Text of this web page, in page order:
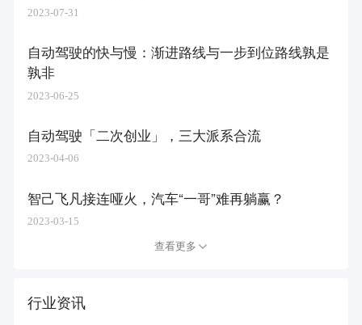
2023-07-31
自动驾驶的快与慢：渐进路线与一步到位路线孰是
孰非
2023-06-25
自动驾驶「二次创业」，三大派系合流
2023-04-06
智己飞凡接连哑火，汽车“一哥”难再躺赢？
2023-03-15
查看更多
行业资讯